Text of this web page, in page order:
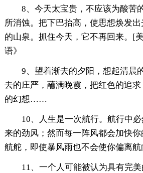
8、今天太宝贵，不应该为酸苦
所消蚀。把下巴抬高，使思想焕发
的山泉。抓住今天，它不再回来。[
语》
9、望着渐去的夕阳，想起清晨
去的庄严，蘸满晚霞，把红色的追
的幻想……
10、人生是一次航行。航行中
来的劲风；然而每一阵风都会加快
航舵，即使暴风雨也不会使你偏离
11、一个人可能被认为具有完